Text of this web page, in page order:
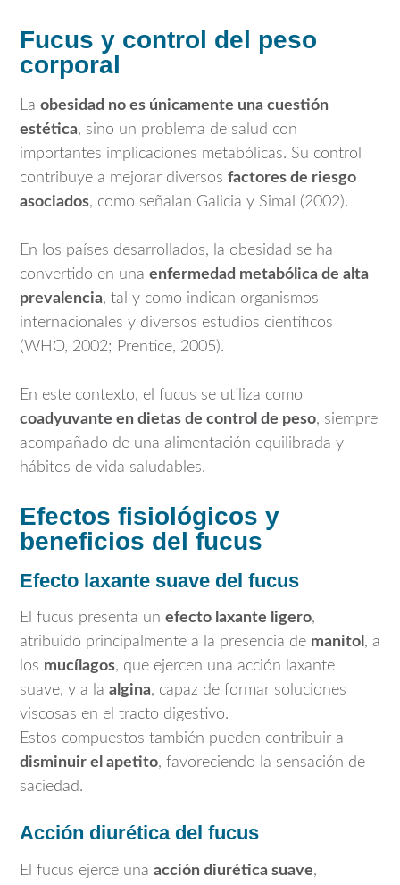
Fucus y control del peso
corporal
La obesidad no es únicamente una cuestión
estética, sino un problema de salud con
importantes implicaciones metabólicas. Su control
contribuye a mejorar diversos factores de riesgo
asociados, como señalan Galicia y Simal (2002).
En los países desarrollados, la obesidad se ha
convertido en una enfermedad metabólica de alta
prevalencia, tal y como indican organismos
internacionales y diversos estudios científicos
(WHO, 2002; Prentice, 2005).
En este contexto, el fucus se utiliza como
coadyuvante en dietas de control de peso, siempre
acompañado de una alimentación equilibrada y
hábitos de vida saludables.
Efectos fisiológicos y
beneficios del fucus
Efecto laxante suave del fucus
El fucus presenta un efecto laxante ligero,
atribuido principalmente a la presencia de manitol , a
los mucílagos, que ejercen una acción laxante
suave, y a la algina, capaz de formar soluciones
viscosas en el tracto digestivo.
Estos compuestos también pueden contribuir a
disminuir el apetito, favoreciendo la sensación de
saciedad.
Acción diurética del fucus
El fucus ejerce una acción diurética suave,